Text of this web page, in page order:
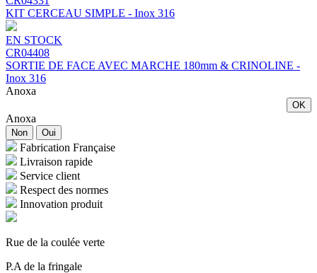
KIT CERCEAU SIMPLE - Inox 316
EN STOCK
CR04408
SORTIE DE FACE AVEC MARCHE 180mm & CRINOLINE -
Inox 316
Anoxa
OK
Anoxa
Non Oui
Fabrication Française
Livraison rapide
Service client
Respect des normes
Innovation produit
Rue de la coulée verte
P.A de la fringale